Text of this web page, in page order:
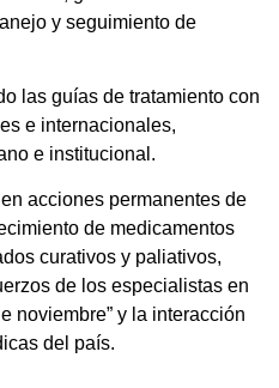
y seguimiento de
las guías de tratamiento con
e internacionales,
e institucional.
acciones permanentes de
de medicamentos
curativos y paliativos,
de los especialistas en
noviembre” y la interacción
del país.